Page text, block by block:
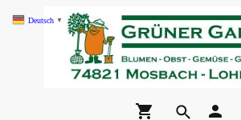
Deutsch ▼